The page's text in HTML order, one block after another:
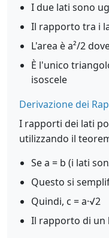
I due lati sono
Il rapporto tra i
L'area è a²/2
È l'unico
isoscele
Derivazione dei
I rapporti dei lati
utilizzando il
Se a = b (i lati
Questo si
Quindi, c = a·√2
Il rapporto di un